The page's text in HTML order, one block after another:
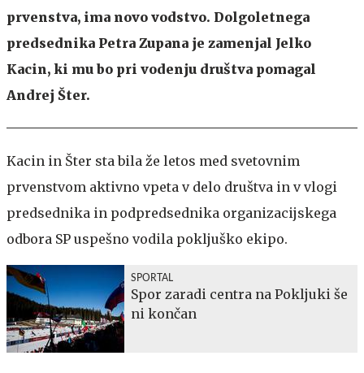
prvenstva, ima novo vodstvo. Dolgoletnega
predsednika Petra Zupana je zamenjal Jelko
Kacin, ki mu bo pri vodenju društva pomagal
Andrej Šter.
Kacin in Šter sta bila že letos med svetovnim
prvenstvom aktivno vpeta v delo društva in v vlogi
predsednika in podpredsednika organizacijskega
odbora SP uspešno vodila pokljuško ekipo.
SPORTAL
Spor zaradi centra na Pokljuki še
ni končan